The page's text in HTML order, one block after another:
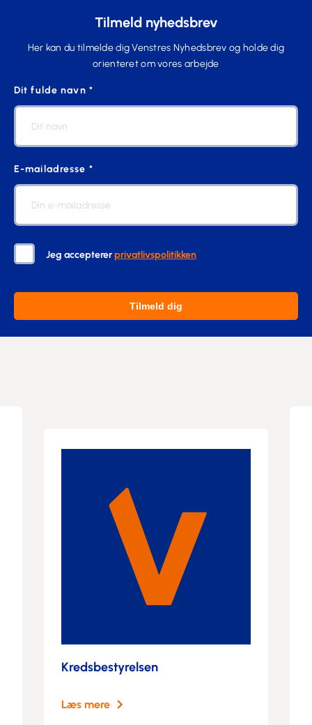
Tilmeld nyhedsbrev
Her kan du tilmelde dig Venstres Nyhedsbrev og holde dig
orienteret om vores arbejde
Dit fulde navn *
E-mailadresse *
Jeg acceptererprivatlivspolitikken
Kredsbestyrelsen
Læs mere